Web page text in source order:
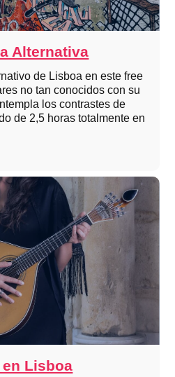
Alternativa
de Lisboa en este free
no tan conocidos con su
los contrastes de
de 2,5 horas totalmente en
en Lisboa